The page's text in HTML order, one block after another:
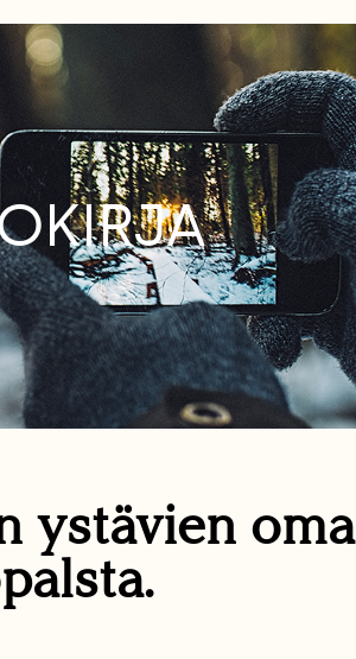
ystävien oma